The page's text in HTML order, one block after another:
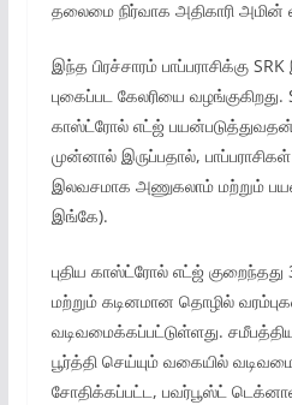
தலைமை நிர்வாக அதிகாரி அமின்
இந்த பிரச்சாரம் பாப்பராசிக்கு
புகைப்பட கேலரியை வழங்குகிறது.
காஸ்ட்ரோல் எட்ஜ் பயன்படுத்துவதன்
முன்னால் இருப்பதால்,
இலவசமாக அணுகலாம் மற்றும்
இங்கே).
புதிய காஸ்ட்ரோல் எட்ஜ்
மற்றும் கடினமான தொழில்
வடிவமைக்கப்பட்டுள்ளது.
பூர்த்தி செய்யும் வகையில்
சோதிக்கப்பட்ட, பவர்பூஸ்ட்